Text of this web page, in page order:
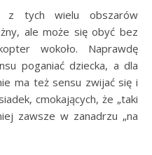
z tych wielu obszarów
ale może się obyć bez
wokoło. Naprawdę
poganiać dziecka, a dla
ma też sensu zwijać się i
cmokających, że „taki
zawsze w zanadrzu „na